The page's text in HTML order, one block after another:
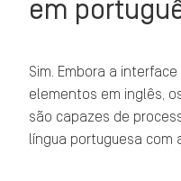
em
Sim. Embora a
elementos em inglês,
são capazes de
língua portuguesa com